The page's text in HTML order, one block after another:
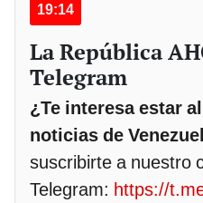
19:14
La República
Telegram
¿Te interesa estar
noticias de
suscribirte a nuestro
Telegram: https://